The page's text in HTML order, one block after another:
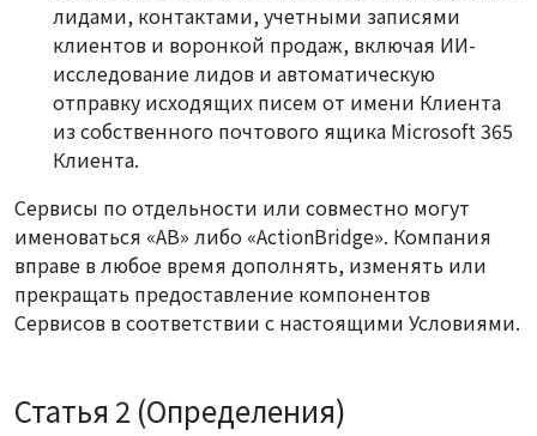
лидами, контактами, учетными записями
клиентов и воронкой продаж, включая ИИ-
исследование лидов и автоматическую
отправку исходящих писем от имени Клиента
из собственного почтового ящика Microsoft 365
Клиента.
Сервисы по отдельности или совместно могут
именоваться «AB» либо «ActionBridge». Компания
вправе в любое время дополнять, изменять или
прекращать предоставление компонентов
Сервисов в соответствии с настоящими Условиями.
Статья 2 (Определения)